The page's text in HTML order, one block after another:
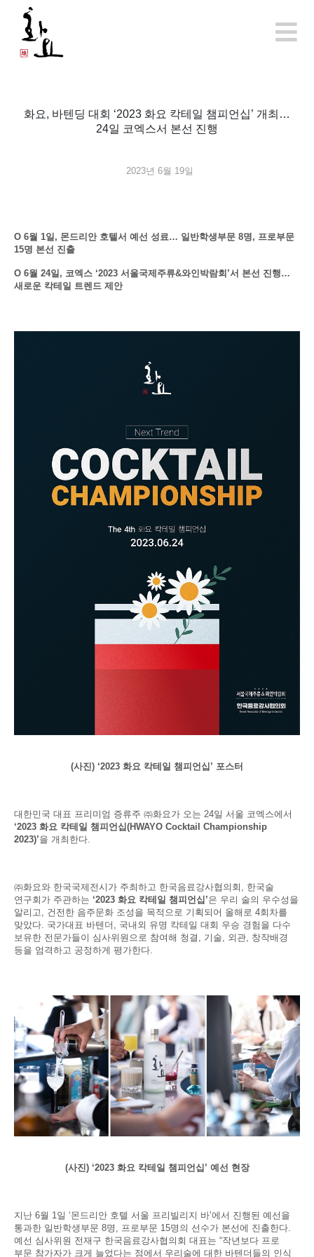
화요, 바텐딩 대회 ‘2023 화요 칵테일 챔피언십’ 개최…
24일 코엑스서 본선 진행
2023년 6월 19일
Ο 6월 1일, 몬드리안 호텔서 예선 성료… 일반학생부문 8명, 프로부문
15명 본선 진출
Ο 6월 24일, 코엑스 ‘2023 서울국제주류&와인박람회’서 본선 진행…
새로운 칵테일 트렌드 제안
(사진) ‘2023 화요 칵테일 챔피언십’ 포스터
대한민국 대표 프리미엄 증류주 ㈜화요가 오는 24일 서울 코엑스에서
‘2023 화요 칵테일 챔피언십(HWAYO Cocktail Championship
2023)’을 개최한다.
㈜화요와 한국국제전시가 주최하고 한국음료강사협의회, 한국술
연구회가 주관하는 ‘2023 화요 칵테일 챔피언십’은 우리 술의 우수성을
알리고, 건전한 음주문화 조성을 목적으로 기획되어 올해로 4회차를
맞았다. 국가대표 바텐더, 국내외 유명 칵테일 대회 우승 경험을 다수
보유한 전문가들이 심사위원으로 참여해 청결, 기술, 외관, 창작배경
등을 엄격하고 공정하게 평가한다.
(사진) ‘2023 화요 칵테일 챔피언십’ 예선 현장
지난 6월 1일 ‘몬드리안 호텔 서울 프리빌리지 바’에서 진행된 예선을
통과한 일반학생부문 8명, 프로부문 15명의 선수가 본선에 진출한다.
예선 심사위원 전재구 한국음료강사협의회 대표는 “작년보다 프로
부문 참가자가 크게 늘었다는 점에서 우리술에 대한 바텐더들의 인식